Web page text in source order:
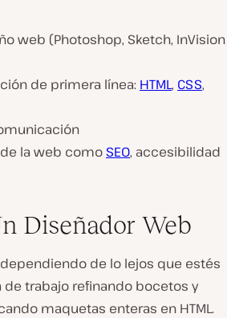
web (Photoshop, Sketch, InVision
de primera línea: HTML, CSS,
la web como SEO, accesibilidad
Diseñador Web
de lo lejos que estés
de trabajo refinando bocetos y
maquetas enteras en HTML.